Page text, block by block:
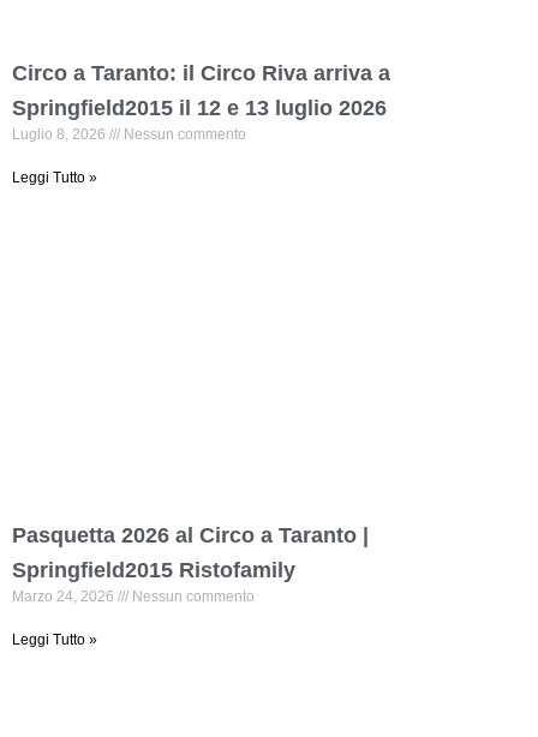
Circo a Taranto: il Circo Riva arriva a
Springfield2015 il 12 e 13 luglio 2026
Luglio 8, 2026 Nessun commento
Leggi Tutto »
Pasquetta 2026 al Circo a Taranto |
Springfield2015 Ristofamily
Marzo 24, 2026 Nessun commento
Leggi Tutto »